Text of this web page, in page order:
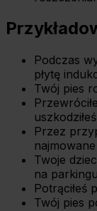
Podczas
płytę
Twój pies
Przez
Twoje
na
Potrąciłeś
Twój pies